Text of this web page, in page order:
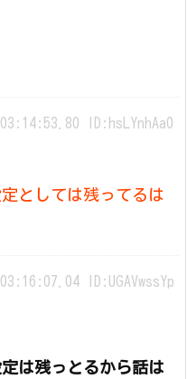
ID:hsLYnhAa0
としては残ってるは
ID:UGAVwssYp
は残っとるから話は